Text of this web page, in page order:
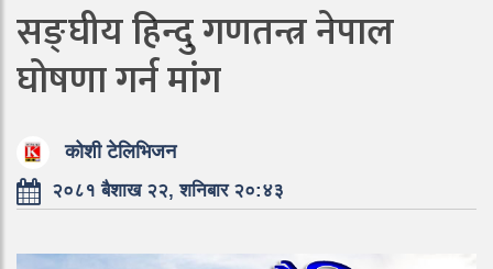
सङ्घीय हिन्दु गणतन्त्र नेपाल
घोषणा गर्न मांग
कोशी टेलिभिजन
२०८१ बैशाख २२, शनिबार २०:४३